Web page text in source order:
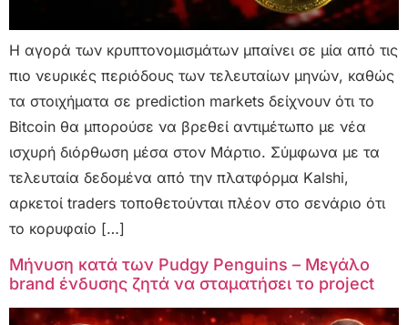
Η αγορά των κρυπτονομισμάτων μπαίνει σε μία από τις
πιο νευρικές περιόδους των τελευταίων μηνών, καθώς
τα στοιχήματα σε prediction markets δείχνουν ότι το
Bitcoin θα μπορούσε να βρεθεί αντιμέτωπο με νέα
ισχυρή διόρθωση μέσα στον Μάρτιο. Σύμφωνα με τα
τελευταία δεδομένα από την πλατφόρμα Kalshi,
αρκετοί traders τοποθετούνται πλέον στο σενάριο ότι
το κορυφαίο […]
Μήνυση κατά των Pudgy Penguins – Μεγάλο
brand ένδυσης ζητά να σταματήσει το project